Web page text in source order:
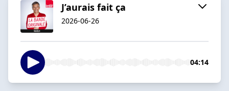
J’aurais fait ça
2026-06-26
04:14